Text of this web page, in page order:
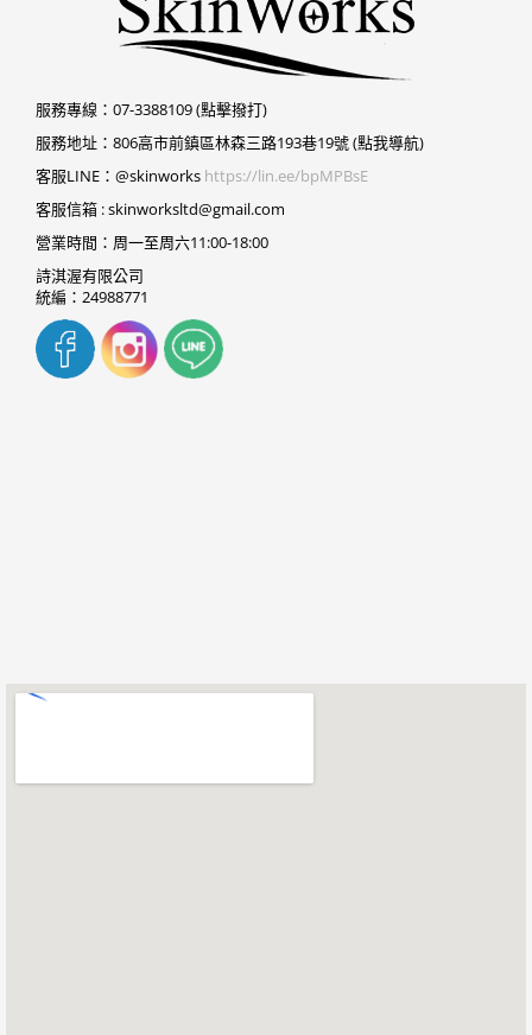
服務專線： 07-3388109 (點擊撥打)
服務地址： 806高市前鎮區林森三路193巷19號 (點我導航)
客服LINE：@skinworks https://lin.ee/bpMPBsE
客服信箱 :skinworksltd@gmail.com
營業時間：周一至周六11:00-18:00
詩淇渥有限公司
統編：24988771